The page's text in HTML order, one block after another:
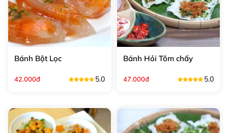
Bánh Bột Lọc
42.000đ 5.0
Bánh Hỏi Tôm chấy
47.000đ 5.0